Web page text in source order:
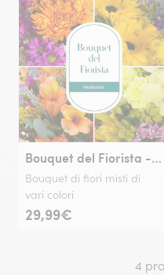
Bouquet del Fiorista - Multicolor
Bouquet di fiori misti di
vari colori
29,99€
4